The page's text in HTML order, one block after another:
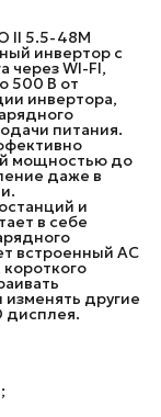
II 5.5-48M
инвертор с
через WI-FI,
500 В от
инвертора,
питания.
мощностью до
даже в
и
в себе
встроенный AC
короткого
другие
дисплея.